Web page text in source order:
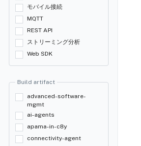
モバイル接続
MQTT
REST API
ストリーミング分析
Web SDK
Build artifact
advanced-software-
mgmt
ai-agents
apama-in-c8y
connectivity-agent